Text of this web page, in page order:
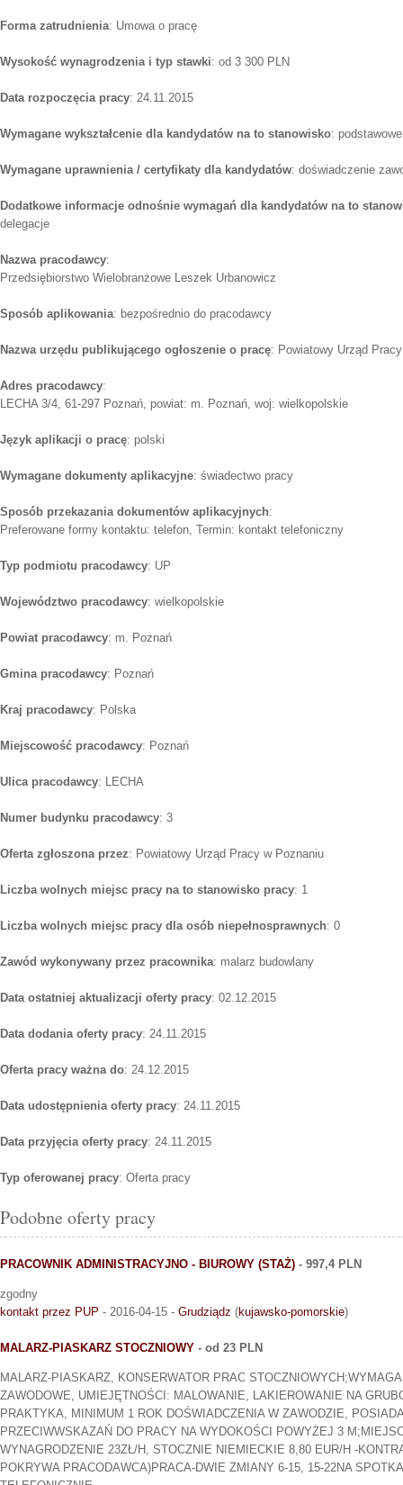
Forma zatrudnienia: Umowa o pracę
Wysokość wynagrodzenia i typ stawki: od 3 300 PLN
Data rozpoczęcia pracy: 24.11.2015
Wymagane wykształcenie dla kandydatów na to stanowisko: podstawowe
Wymagane uprawnienia / certyfikaty dla kandydatów: doświadczenie
Dodatkowe informacje odnośnie wymagań dla kandydatów na to
delegacje
Nazwa pracodawcy:
Przedsiębiorstwo Wielobranżowe Leszek Urbanowicz
Sposób aplikowania: bezpośrednio do pracodawcy
Nazwa urzędu publikującego ogłoszenie o pracę: Powiatowy Urząd
Adres pracodawcy:
LECHA 3/4, 61-297 Poznań, powiat: m. Poznań, woj: wielkopolskie
Język aplikacji o pracę: polski
Wymagane dokumenty aplikacyjne: świadectwo pracy
Sposób przekazania dokumentów aplikacyjnych:
Preferowane formy kontaktu: telefon, Termin: kontakt telefoniczny
Typ podmiotu pracodawcy: UP
Województwo pracodawcy: wielkopolskie
Powiat pracodawcy: m. Poznań
Gmina pracodawcy: Poznań
Kraj pracodawcy: Polska
Miejscowość pracodawcy: Poznań
Ulica pracodawcy: LECHA
Numer budynku pracodawcy: 3
Oferta zgłoszona przez: Powiatowy Urząd Pracy w Poznaniu
Liczba wolnych miejsc pracy na to stanowisko pracy: 1
Liczba wolnych miejsc pracy dla osób niepełnosprawnych: 0
Zawód wykonywany przez pracownika: malarz budowlany
Data ostatniej aktualizacji oferty pracy: 02.12.2015
Data dodania oferty pracy: 24.11.2015
Oferta pracy ważna do: 24.12.2015
Data udostępnienia oferty pracy: 24.11.2015
Data przyjęcia oferty pracy: 24.11.2015
Typ oferowanej pracy: Oferta pracy
Podobne oferty pracy
PRACOWNIK ADMINISTRACYJNO - BIUROWY (STAŻ) - 997,4 PLN
zgodny
kontakt przez PUP - 2016-04-15 - Grudziądz (kujawsko-pomorskie)
MALARZ-PIASKARZ STOCZNIOWY - od 23 PLN
MALARZ-PIASKARZ, KONSERWATOR PRAC
ZAWODOWE, UMIEJĘTNOŚCI: MALOWANIE, LAKIEROWANIE NA
PRAKTYKA, MINIMUM 1 ROK DOŚWIADCZENIA W ZAWODZIE,
PRZECIWWSKAZAŃ DO PRACY NA WYDOKOŚCI POWYŻEJ 3
WYNAGRODZENIE 23ZŁ/H, STOCZNIE NIEMIECKIE 8,80 EUR/H -
POKRYWA PRACODAWCA)PRACA-DWIE ZMIANY 6-15, 15-22NA